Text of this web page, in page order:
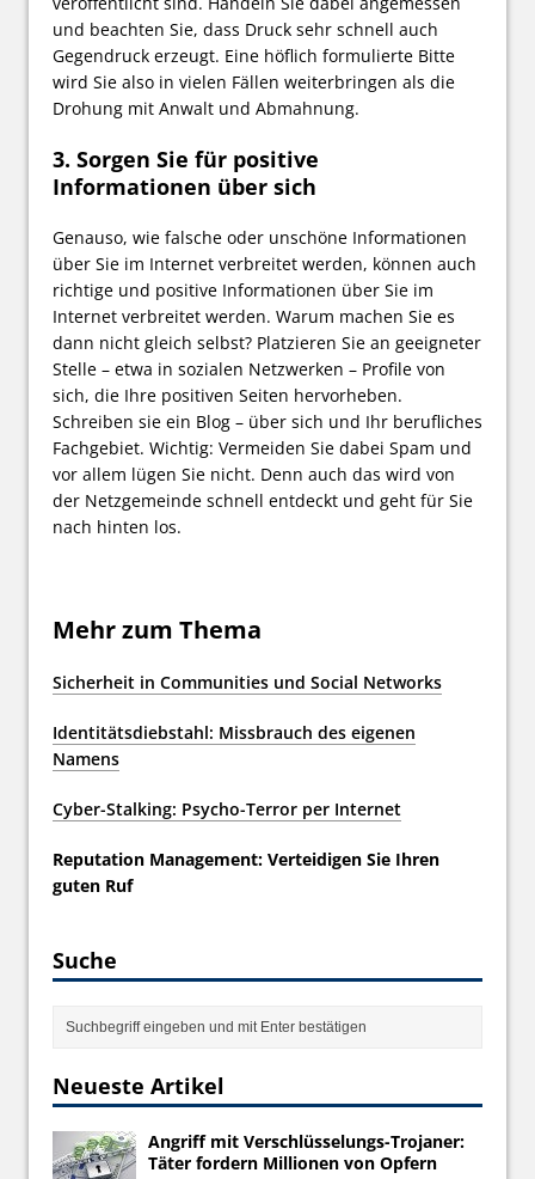
und beachten Sie, dass Druck sehr schnell auch
Gegendruck erzeugt. Eine höflich formulierte Bitte
wird Sie also in vielen Fällen weiterbringen als die
Drohung mit Anwalt und Abmahnung.
3. Sorgen Sie für positive
Informationen über sich
Genauso, wie falsche oder unschöne Informationen
über Sie im Internet verbreitet werden, können auch
richtige und positive Informationen über Sie im
Internet verbreitet werden. Warum machen Sie es
dann nicht gleich selbst? Platzieren Sie an geeigneter
Stelle – etwa in sozialen Netzwerken – Profile von
sich, die Ihre positiven Seiten hervorheben.
Schreiben sie ein Blog – über sich und Ihr berufliches
Fachgebiet. Wichtig: Vermeiden Sie dabei Spam und
vor allem lügen Sie nicht. Denn auch das wird von
der Netzgemeinde schnell entdeckt und geht für Sie
nach hinten los.
Mehr zum Thema
Sicherheit in Communities und Social Networks
Identitätsdiebstahl: Missbrauch des eigenen
Namens
Cyber-Stalking: Psycho-Terror per Internet
Reputation Management: Verteidigen Sie Ihren
guten Ruf
Suche
Neueste Artikel
Angriff mit Verschlüsselungs-Trojaner:
Täter fordern Millionen von Opfern